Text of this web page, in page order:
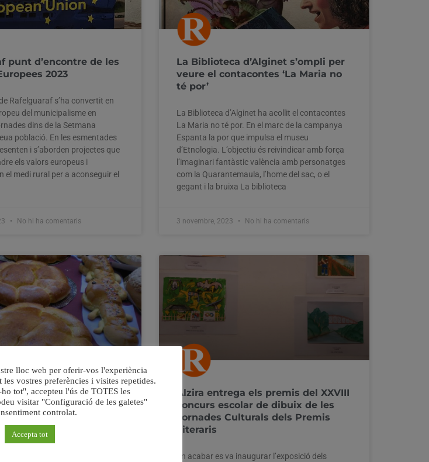
punt d’encontre de les
2023
Rafelguaraf s’ha convertit en
del municipalisme en
dins de la Setmana
població. En les esmentades
i s’aborden projectes que
els valors europeus i
el medi rural per a aconseguir el
No hi ha comentaris
La Biblioteca d’Alginet s’ompli per
veure el contacontes ‘La Maria no
té por’
La Biblioteca d’Alginet ha acollit el contacontes
La Maria no té por. En el marc de la campanya
Espanta la por que impulsa el museu
d’Etnologia. L’objectiu és reivindicar amb força
l’imaginari fantàstic valència amb personatges
com la Quarantemaula, l’home del sac, o el
gegant i la bruixa La biblioteca
3 novembre, 2023 No hi ha comentaris
es mantenen
ciutat d’Alzira
està patint la
i econòmica i això es
Alzira entrega els premis del XXVIII
concurs escolar de dibuix de les
Jornades Culturals dels Premis
Literaris
En acabar es va inaugurar l’exposició dels
lloc web per oferir-vos l'experiència
vostres preferències i visites repetides.
tot", accepteu l'ús de TOTES les
visitar "Configuració de les galetes"
controlat.
Accepta tot